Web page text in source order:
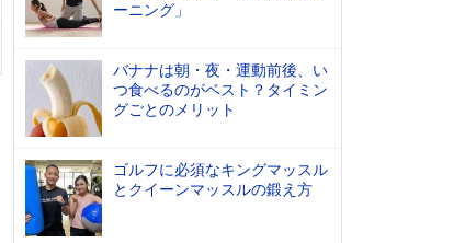
ーニング」
バナナは朝・夜・運動前後、い
つ食べるのがベスト？タイミン
グごとのメリット
ゴルフに必須なキングマッスル
とクイーンマッスルの鍛え方